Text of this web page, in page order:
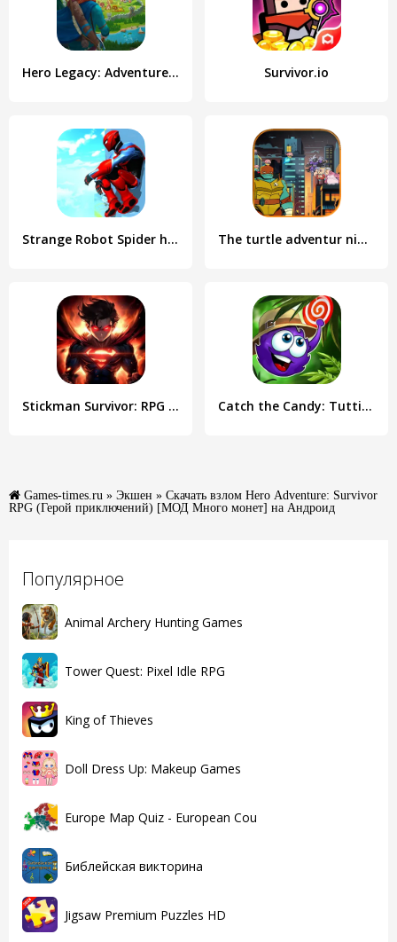
Популярное
Animal Archery Hunting Games
Tower Quest: Pixel Idle RPG
King of Thieves
Doll Dress Up: Makeup Games
Europe Map Quiz - European Cou
Библейская викторина
Jigsaw Premium Puzzles HD
Hero Legacy: Adventure RPG Survivor.io
Strange Robot Spider hero Game The turtle adventur ninja hero
Stickman Survivor: RPG Games Catch the Candy: Tutti Frutti!
Games-times.ru » Экшен » Скачать взлом Hero Adventure: Survivor
RPG (Герой приключений) [МОД Много монет] на Андроид